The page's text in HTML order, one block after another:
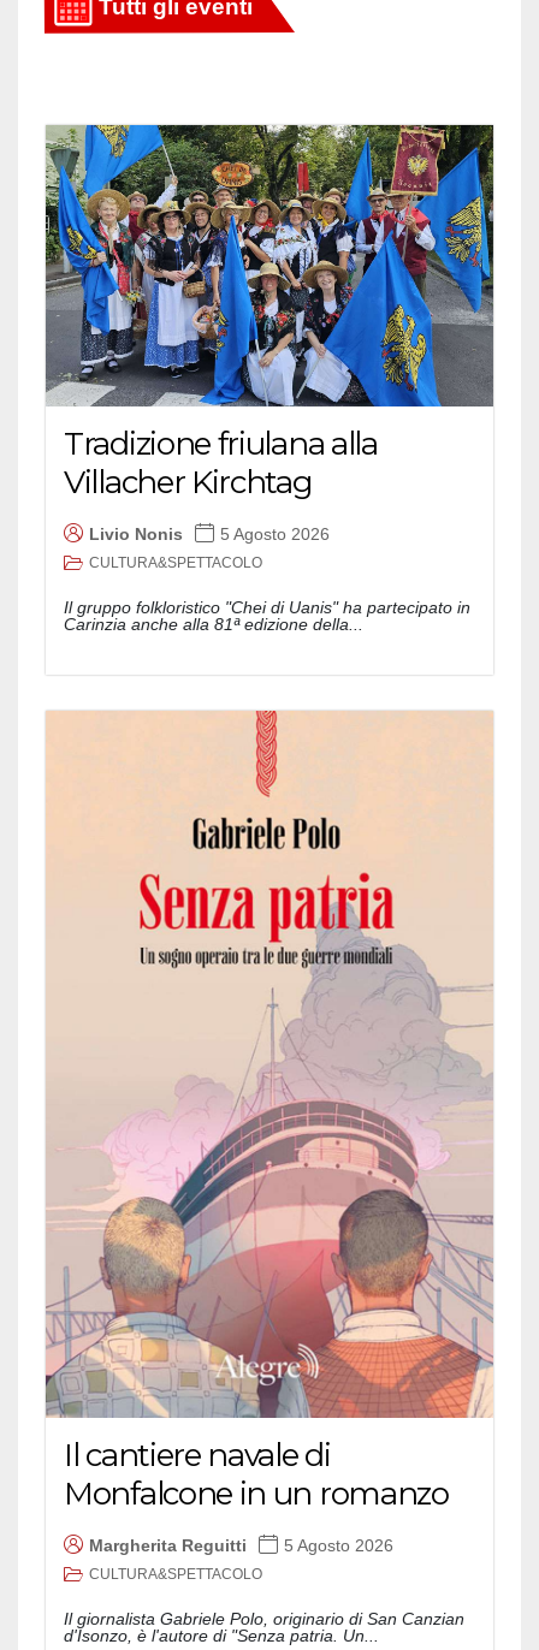
Tradizione friulana alla
Villacher Kirchtag
Livio Nonis 5 Agosto 2026
CULTURA&SPETTACOLO
Il gruppo folkloristico "Chei di Uanis" ha partecipato in
Carinzia anche alla 81ª edizione della...
Il cantiere navale di
Monfalcone in un romanzo
Margherita Reguitti 5 Agosto 2026
CULTURA&SPETTACOLO
Il giornalista Gabriele Polo, originario di San Canzian
d'Isonzo, è l'autore di "Senza patria. Un...